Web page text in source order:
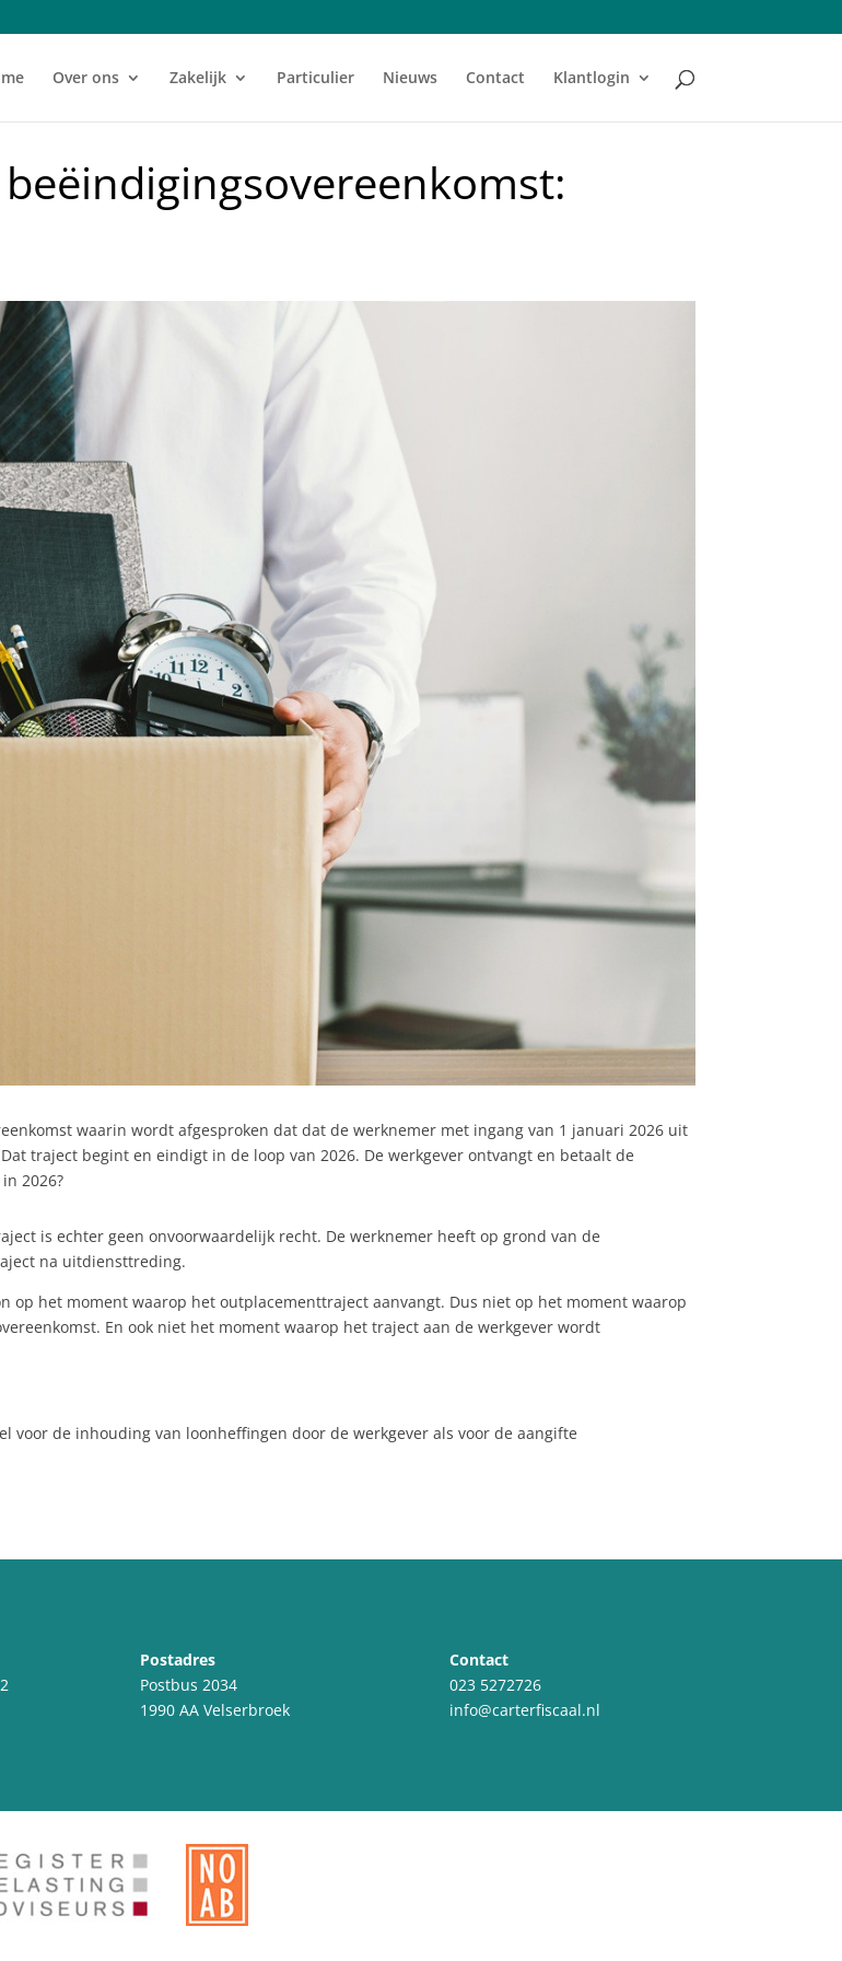
Over ons Zakelijk Particulier Nieuws Contact Klantlogin
waarin wordt afgesproken dat dat de werknemer met ingang van 1 januari 2026 uit
traject begint en eindigt in de loop van 2026. De werkgever ontvangt en betaalt de
2026?
is echter geen onvoorwaardelijk recht. De werknemer heeft op grond van de
na uitdiensttreding.
op het moment waarop het outplacementtraject aanvangt. Dus niet op het moment waarop
En ook niet het moment waarop het traject aan de werkgever wordt
voor de inhouding van loonheffingen door de werkgever als voor de aangifte
Postadres
Postbus 2034
1990 AA Velserbroek
Contact
023 5272726
info@carterfiscaal.nl